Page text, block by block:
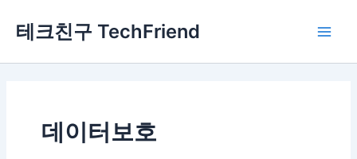
로
테크친구 TechFriend
데이터보호